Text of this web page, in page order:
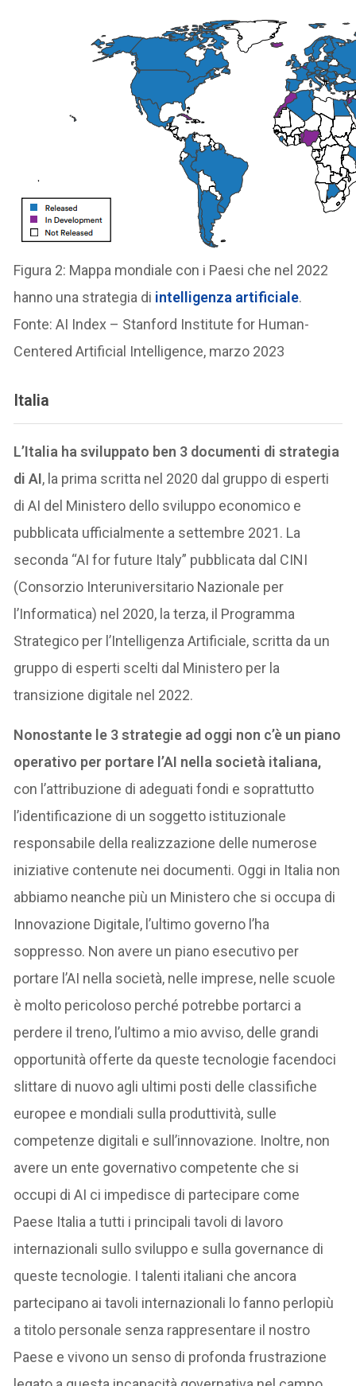
Figura 2: Mappa mondiale con i Paesi che nel 2022
hanno una strategia di intelligenza artificiale.
Fonte: AI Index – Stanford Institute for Human-
Centered Artificial Intelligence, marzo 2023
Italia
L’Italia ha sviluppato ben 3 documenti di strategia
di AI, la prima scritta nel 2020 dal gruppo di esperti
di AI del Ministero dello sviluppo economico e
pubblicata ufficialmente a settembre 2021. La
seconda “AI for future Italy” pubblicata dal CINI
(Consorzio Interuniversitario Nazionale per
l’Informatica) nel 2020, la terza, il Programma
Strategico per l’Intelligenza Artificiale, scritta da un
gruppo di esperti scelti dal Ministero per la
transizione digitale nel 2022.
Nonostante le 3 strategie ad oggi non c’è un piano
operativo per portare l’AI nella società italiana,
con l’attribuzione di adeguati fondi e soprattutto
l’identificazione di un soggetto istituzionale
responsabile della realizzazione delle numerose
iniziative contenute nei documenti. Oggi in Italia non
abbiamo neanche più un Ministero che si occupa di
Innovazione Digitale, l’ultimo governo l’ha
soppresso. Non avere un piano esecutivo per
portare l’AI nella società, nelle imprese, nelle scuole
è molto pericoloso perché potrebbe portarci a
perdere il treno, l’ultimo a mio avviso, delle grandi
opportunità offerte da queste tecnologie facendoci
slittare di nuovo agli ultimi posti delle classifiche
europee e mondiali sulla produttività, sulle
competenze digitali e sull’innovazione. Inoltre, non
avere un ente governativo competente che si
occupi di AI ci impedisce di partecipare come
Paese Italia a tutti i principali tavoli di lavoro
internazionali sullo sviluppo e sulla governance di
queste tecnologie. I talenti italiani che ancora
partecipano ai tavoli internazionali lo fanno perlopiù
a titolo personale senza rappresentare il nostro
Paese e vivono un senso di profonda frustrazione